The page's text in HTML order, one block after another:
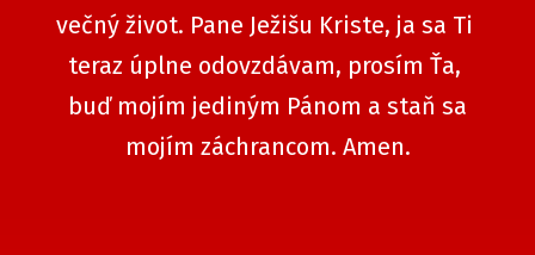
večný život. Pane Ježišu Kriste, ja sa Ti
teraz úplne odovzdávam, prosím Ťa,
buď mojím jediným Pánom a staň sa
mojím záchrancom. Amen.